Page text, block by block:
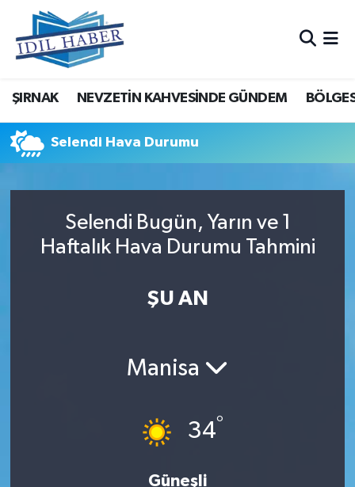
ŞIRNAK NEVZETİN KAHVESİNDE GÜNDEM
Selendi Hava Durumu
Selendi Bugün, Yarın ve 1
Haftalık Hava Durumu Tahmini
ŞU AN
Manisa
34°
Güneşli
Nöbetçi Eczaneler
Hava Durumu
Trafik Durumu
Tüm Manşetler